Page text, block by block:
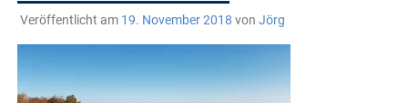
Veröffentlicht am 19. November 2018 von Jörg